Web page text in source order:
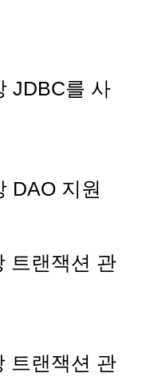
JDBC를 사
DAO 지원
트랜잭션 관
트랜잭션 관